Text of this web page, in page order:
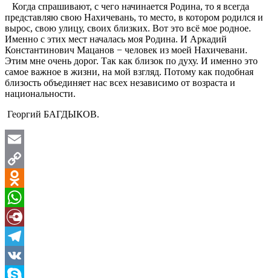
Когда спрашивают, с чего начинается Родина, то я всегда
представляю свою Нахичевань, то место, в котором родился и
вырос, свою улицу, своих близких. Вот это всё мое родное.
Именно с этих мест началась моя Родина. И Аркадий
Константинович Мацанов − человек из моей Нахичевани.
Этим мне очень дорог. Так как близок по духу. И именно это
самое важное в жизни, на мой взгляд. Потому как подобная
близость объединяет нас всех независимо от возраста и
национальности.
Георгий БАГДЫКОВ.
Email
Copy
Link
Odnoklassniki
WhatsApp
Diary.Ru
Telegram
VK